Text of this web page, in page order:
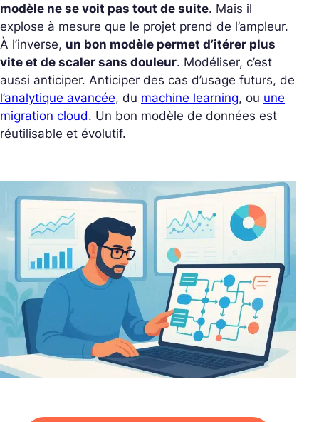
modèle ne se voit pas tout de suite. Mais il
explose à mesure que le projet prend de l’ampleur.
À l’inverse, un bon modèle permet d’itérer plus
vite et de scaler sans douleur. Modéliser, c’est
aussi anticiper. Anticiper des cas d’usage futurs, de
l’analytique avancée, du machine learning, ou une
migration cloud. Un bon modèle de données est
réutilisable et évolutif.